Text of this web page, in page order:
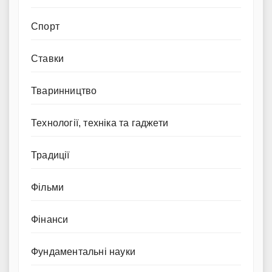
Спорт
Ставки
Тваринництво
Технології, техніка та гаджети
Традиції
Фільми
Фінанси
Фундаментальні науки